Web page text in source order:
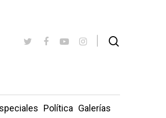
Política Galerías